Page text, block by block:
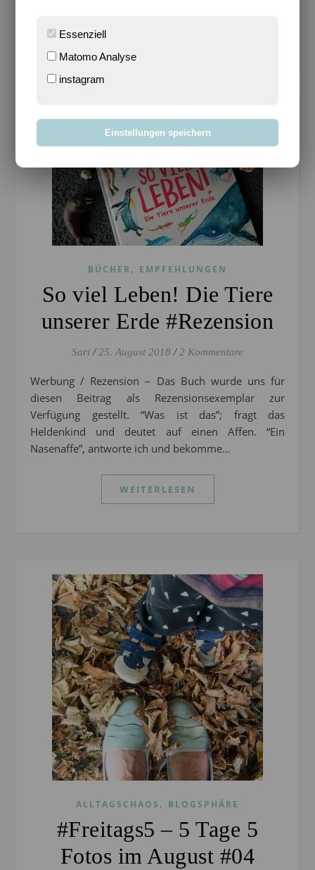
BÜCHER, EMPFEHLUNGEN
So viel Leben! Die Tiere
unserer Erde #Rezension
Sari / 25. August 2018 / 2 Kommentare
Werbung / Rezension – Das Buch wurde uns für
diesen Beitrag als Rezensionsexemplar zur
Verfügung gestellt. “Was ist das”; fragt das
Heldenkind und deutet auf einen Affen. “Ein
Nasenaffe”, antworte ich und bekomme…
WEITERLESEN
ALLTAGSCHAOS , BLOGSPHÄRE
#Freitags5 – 5 Tage 5
Fotos im August #04
Essenziell
Matomo Analyse
instagram
Einstellungen speichern